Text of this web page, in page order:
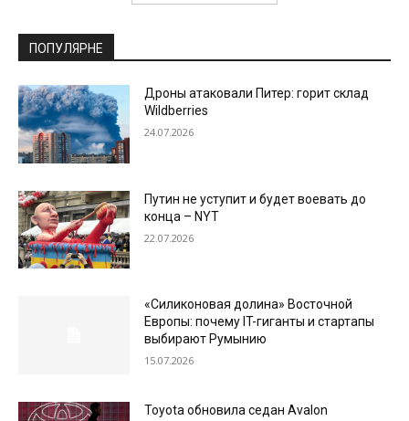
ПОПУЛЯРНЕ
Дроны атаковали Питер: горит склад
Wildberries
24.07.2026
Путин не уступит и будет воевать до
конца – NYT
22.07.2026
«Силиконовая долина» Восточной
Европы: почему IT-гиганты и стартапы
выбирают Румынию
15.07.2026
Toyota обновила седан Avalon